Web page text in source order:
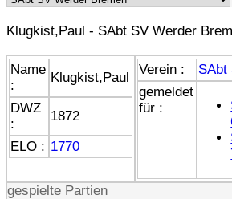
Klugkist,Paul - SAbt SV Werder
Name
:
Klugkist,Paul
DWZ
:
1872
ELO : 1770
Verein :
SAbt
gemeldet
für :
gespielte Partien